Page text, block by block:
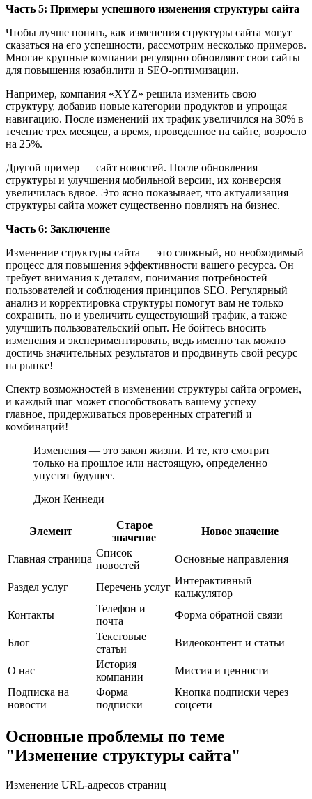
Часть 5: Примеры успешного изменения структуры сайта
Чтобы лучше понять, как изменения структуры сайта могут
сказаться на его успешности, рассмотрим несколько примеров.
Многие крупные компании регулярно обновляют свои сайты
для повышения юзабилити и SEO-оптимизации.
Например, компания «XYZ» решила изменить свою
структуру, добавив новые категории продуктов и упрощая
навигацию. После изменений их трафик увеличился на 30% в
течение трех месяцев, а время, проведенное на сайте, возросло
на 25%.
Другой пример — сайт новостей. После обновления
структуры и улучшения мобильной версии, их конверсия
увеличилась вдвое. Это ясно показывает, что актуализация
структуры сайта может существенно повлиять на бизнес.
Часть 6: Заключение
Изменение структуры сайта — это сложный, но необходимый
процесс для повышения эффективности вашего ресурса. Он
требует внимания к деталям, понимания потребностей
пользователей и соблюдения принципов SEO. Регулярный
анализ и корректировка структуры помогут вам не только
сохранить, но и увеличить существующий трафик, а также
улучшить пользовательский опыт. Не бойтесь вносить
изменения и экспериментировать, ведь именно так можно
достичь значительных результатов и продвинуть свой ресурс
на рынке!
Спектр возможностей в изменении структуры сайта огромен,
и каждый шаг может способствовать вашему успеху —
главное, придерживаться проверенных стратегий и
комбинаций!
Изменения — это закон жизни. И те, кто смотрит
только на прошлое или настоящую, определенно
упустят будущее.
Джон Кеннеди
Элемент
Старое
значение
Новое значение
Главная страница
Список
новостей
Основные направления
Раздел услуг Перечень услуг
Интерактивный
калькулятор
Контакты
Телефон и
почта
Форма обратной связи
Блог
Текстовые
статьи
Видеоконтент и статьи
О нас
История
компании
Миссия и ценности
Подписка на
новости
Форма
подписки
Кнопка подписки через
соцсети
Основные проблемы по теме
"Изменение структуры сайта"
Изменение URL-адресов страниц